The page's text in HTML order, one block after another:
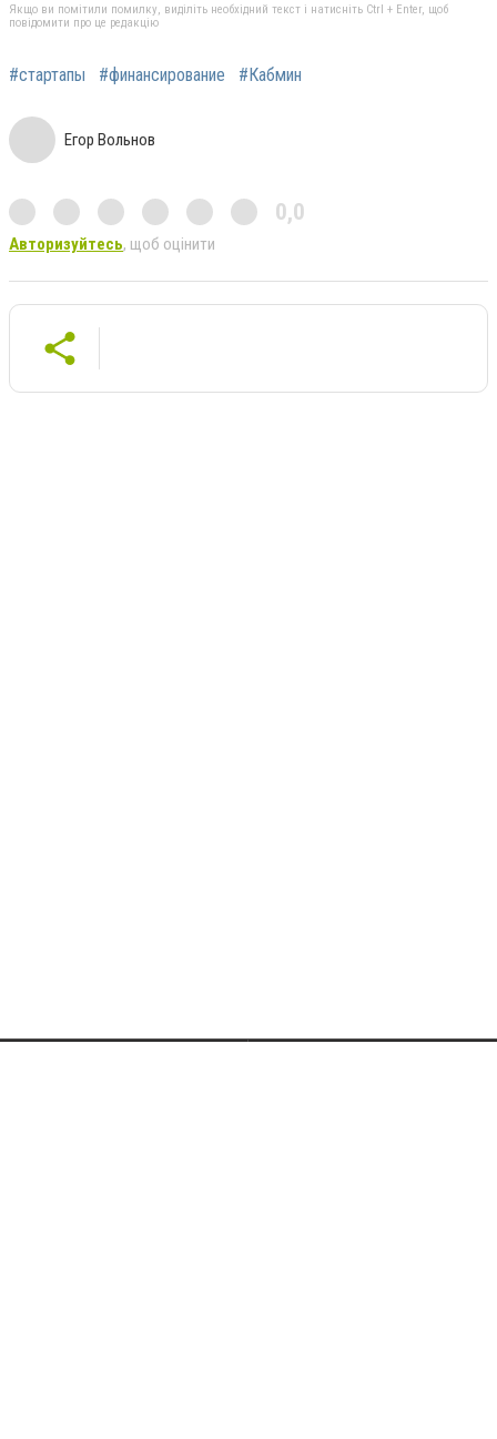
Якщо ви помітили помилку, виділіть необхідний текст і натисніть Ctrl + Enter, щоб
повідомити про це редакцію
#стартапы #финансирование #Кабмин
Егор Вольнов
0,0
Авторизуйтесь, щоб оцінити